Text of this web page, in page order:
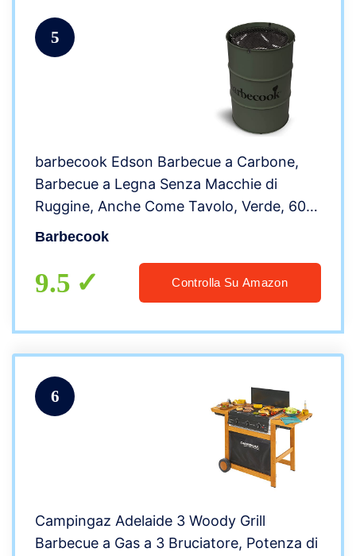
5
barbecook Edson Barbecue a Carbone,
Barbecue a Legna Senza Macchie di
Ruggine, Anche Come Tavolo, Verde, 60
x60 x 90 cm
Barbecook
9.5 Controlla Su Amazon
6
Campingaz Adelaide 3 Woody Grill
Barbecue a Gas a 3 Bruciatore, Potenza di